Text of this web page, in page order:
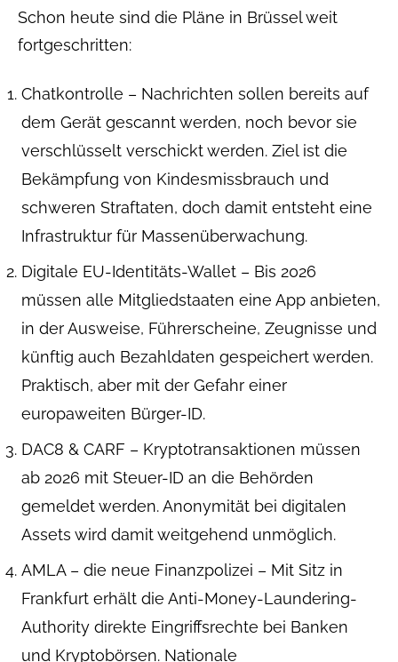
Schon heute sind die Pläne in Brüssel weit
fortgeschritten:
Chatkontrolle – Nachrichten sollen bereits auf
dem Gerät gescannt werden, noch bevor sie
verschlüsselt verschickt werden. Ziel ist die
Bekämpfung von Kindesmissbrauch und
schweren Straftaten, doch damit entsteht eine
Infrastruktur für Massenüberwachung.
Digitale EU-Identitäts-Wallet – Bis 2026
müssen alle Mitgliedstaaten eine App anbieten,
in der Ausweise, Führerscheine, Zeugnisse und
künftig auch Bezahldaten gespeichert werden.
Praktisch, aber mit der Gefahr einer
europaweiten Bürger-ID.
DAC8 & CARF – Kryptotransaktionen müssen
ab 2026 mit Steuer-ID an die Behörden
gemeldet werden. Anonymität bei digitalen
Assets wird damit weitgehend unmöglich.
AMLA – die neue Finanzpolizei – Mit Sitz in
Frankfurt erhält die Anti-Money-Laundering-
Authority direkte Eingriffsrechte bei Banken
und Kryptobörsen. Nationale